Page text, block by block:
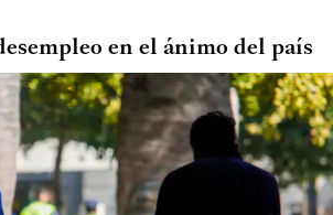
en el ánimo del país